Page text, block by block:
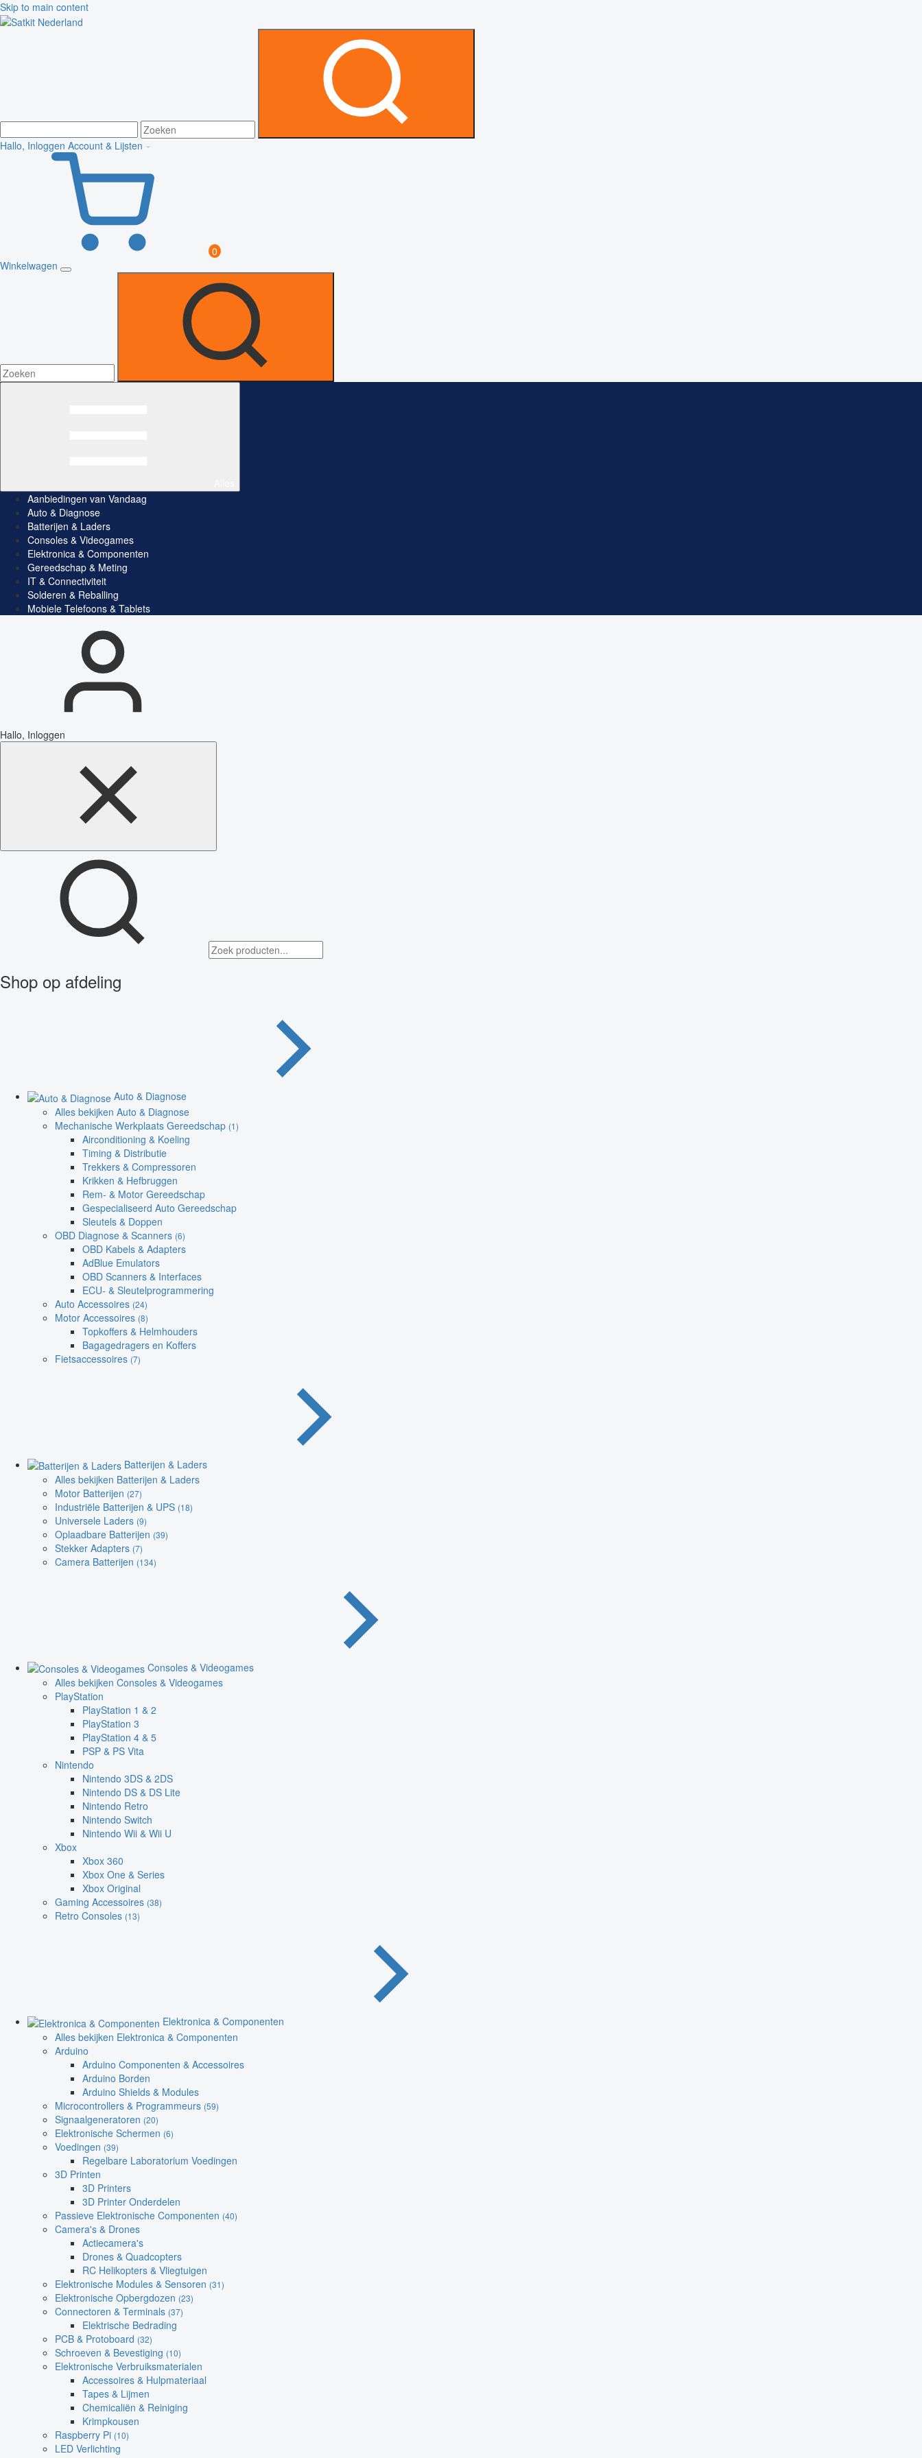
Skip to main content
Hallo, Inloggen Account & Lijsten
0
Winkelwagen
Aanbiedingen van Vandaag
Auto & Diagnose
Batterijen & Laders
Consoles & Videogames
Elektronica & Componenten
Gereedschap & Meting
IT & Connectiviteit
Solderen & Reballing
Mobiele Telefoons & Tablets
Hallo, Inloggen
Shop op afdeling
Auto & Diagnose
Alles bekijken Auto & Diagnose
Mechanische Werkplaats Gereedschap (1)
Airconditioning & Koeling
Timing & Distributie
Trekkers & Compressoren
Krikken & Hefbruggen
Rem- & Motor Gereedschap
Gespecialiseerd Auto Gereedschap
Sleutels & Doppen
OBD Diagnose & Scanners (6)
OBD Kabels & Adapters
AdBlue Emulators
OBD Scanners & Interfaces
ECU- & Sleutelprogrammering
Auto Accessoires (24)
Motor Accessoires (8)
Topkoffers & Helmhouders
Bagagedragers en Koffers
Fietsaccessoires (7)
Batterijen & Laders
Alles bekijken Batterijen & Laders
Motor Batterijen (27)
Industriële Batterijen & UPS (18)
Universele Laders (9)
Oplaadbare Batterijen (39)
Stekker Adapters (7)
Camera Batterijen (134)
Consoles & Videogames
Alles bekijken Consoles & Videogames
PlayStation
PlayStation 1 & 2
PlayStation 3
PlayStation 4 & 5
PSP & PS Vita
Nintendo
Nintendo 3DS & 2DS
Nintendo DS & DS Lite
Nintendo Retro
Nintendo Switch
Nintendo Wii & Wii U
Xbox
Xbox 360
Xbox One & Series
Xbox Original
Gaming Accessoires (38)
Retro Consoles (13)
Elektronica & Componenten
Alles bekijken Elektronica & Componenten
Arduino
Arduino Componenten & Accessoires
Arduino Borden
Arduino Shields & Modules
Microcontrollers & Programmeurs (59)
Signaalgeneratoren (20)
Elektronische Schermen (6)
Voedingen (39)
Regelbare Laboratorium Voedingen
3D Printen
3D Printers
3D Printer Onderdelen
Passieve Elektronische Componenten (40)
Camera's & Drones
Actiecamera's
Drones & Quadcopters
RC Helikopters & Vliegtuigen
Elektronische Modules & Sensoren (31)
Elektronische Opbergdozen (23)
Connectoren & Terminals (37)
Elektrische Bedrading
PCB & Protoboard (32)
Schroeven & Bevestiging (10)
Elektronische Verbruiksmaterialen
Accessoires & Hulpmateriaal
Tapes & Lijmen
Chemicaliën & Reiniging
Krimpkousen
Raspberry Pi (10)
LED Verlichting